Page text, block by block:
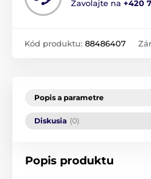
Zavolajte na +420
Kód produktu: 88486407
Popis a parametre
Diskusia (0)
Popis produktu